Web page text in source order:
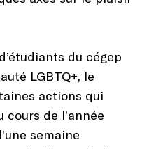
du cégep
LGBTQ+, le
actions qui
de l’année
semaine